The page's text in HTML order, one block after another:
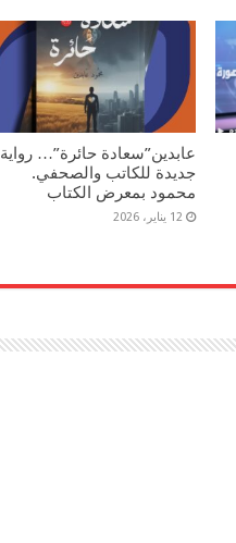
عابدين”سعادة حائرة”… رواية
جديدة للكاتب والصحفي.
محمود بمعرض الكتاب
12 يناير، 2026